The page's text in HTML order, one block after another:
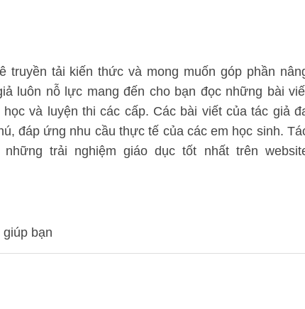
truyền tải kiến thức và mong muốn góp phần
luôn nỗ lực mang đến cho bạn đọc những bài
và luyện thi các cấp. Các bài viết của tác giả
đáp ứng nhu cầu thực tế của các em học sinh.
trải nghiệm giáo dục tốt nhất trên
bạn